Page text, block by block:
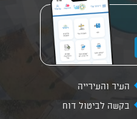
העיר והעירייה
בקשה לביטול דוח